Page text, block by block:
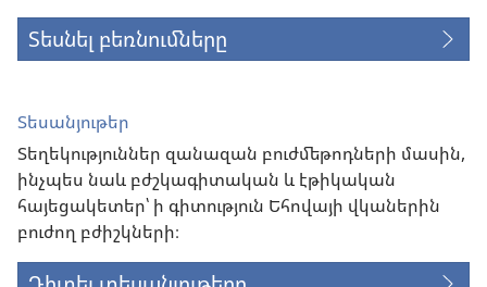
Տեսնել բեռնումները
Տեսանյութեր
Տեղեկություններ զանազան բուժմեթոդների մասին,
ինչպես նաև բժշկագիտական և էթիկական
հայեցակետեր՝ ի գիտություն Եհովայի վկաներին
բուժող բժիշկների։